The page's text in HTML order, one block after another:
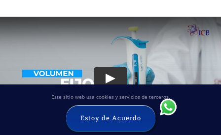
Este sitio web usa cookies y servicios de terceros.
Estoy de Acuerdo